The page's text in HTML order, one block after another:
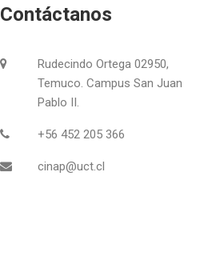
Contáctanos
Rudecindo Ortega 02950,
Temuco. Campus San Juan
Pablo II.
+56 452 205 366
cinap@uct.cl